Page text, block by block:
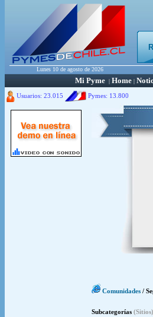
Lunes 10 de agosto de 2026
Mi Pyme | Home |
Usuarios: 23.015 Pymes: 13.800
Comunidades /
Subcategorías (Sitios)